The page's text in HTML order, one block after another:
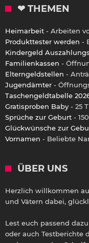
❤ THEMEN
Heimarbeit - Arbeiten
Produkttester werden -
Kindergeld
Familienkassen -
Elterngeldstellen -
Jugendämter -
Taschengeldtabelle
Gratisproben Baby - 25
Sprüche zur Geburt -
Glückwünsche zur
Vornamen - Beliebte
ÜBER UNS
Herzlich willkommen
und Vätern dabei,
Lest euch passend
oder auch Testberichte